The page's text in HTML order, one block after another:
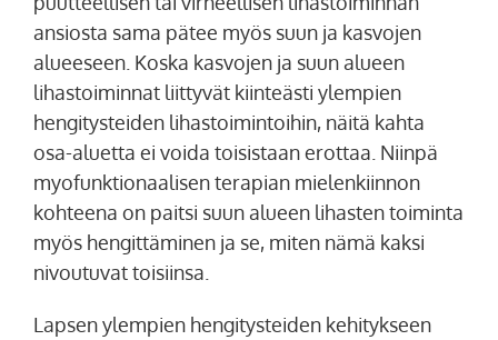
ansiosta sama pätee myös suun ja kasvojen
alueeseen. Koska kasvojen ja suun alueen
lihastoiminnat liittyvät kiinteästi ylempien
hengitysteiden lihastoimintoihin, näitä kahta
osa-aluetta ei voida toisistaan erottaa. Niinpä
myofunktionaalisen terapian mielenkiinnon
kohteena on paitsi suun alueen lihasten toiminta
myös hengittäminen ja se, miten nämä kaksi
nivoutuvat toisiinsa.
Lapsen ylempien hengitysteiden kehitykseen